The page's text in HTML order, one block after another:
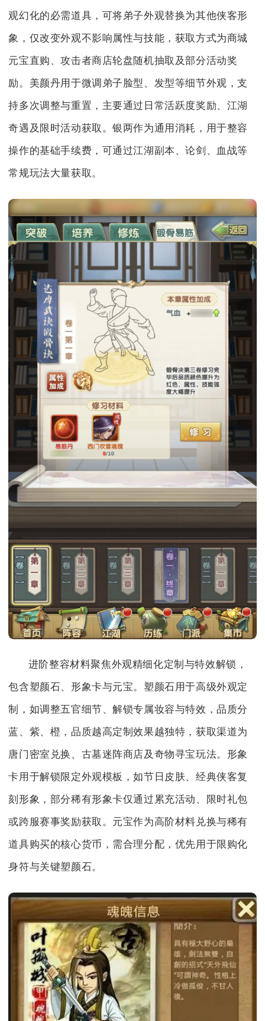
观幻化的必需道具，可将弟子外观替换为其他侠客形
象，仅改变外观不影响属性与技能，获取方式为商城
元宝直购、攻击者商店轮盘随机抽取及部分活动奖
励。美颜丹用于微调弟子脸型、发型等细节外观，支
持多次调整与重置，主要通过日常活跃度奖励、江湖
奇遇及限时活动获取。银两作为通用消耗，用于整容
操作的基础手续费，可通过江湖副本、论剑、血战等
常规玩法大量获取。
进阶整容材料聚焦外观精细化定制与特效解锁，
包含塑颜石、形象卡与元宝。塑颜石用于高级外观定
制，如调整五官细节、解锁专属妆容与特效，品质分
蓝、紫、橙，品质越高定制效果越独特，获取渠道为
唐门密室兑换、古墓迷阵商店及奇物寻宝玩法。形象
卡用于解锁限定外观模板，如节日皮肤、经典侠客复
刻形象，部分稀有形象卡仅通过累充活动、限时礼包
或跨服赛事奖励获取。元宝作为高阶材料兑换与稀有
道具购买的核心货币，需合理分配，优先用于限购化
身符与关键塑颜石。